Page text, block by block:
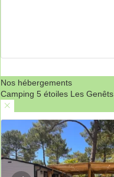
Nos hébergements
Camping 5 étoiles Les Genêts